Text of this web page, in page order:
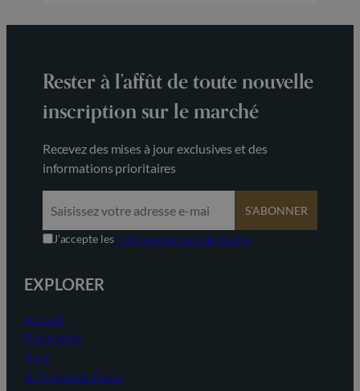
Rester à l’affût de toute nouvelle
inscription sur le marché
Recevez des mises à jour exclusives et des
informations prioritaires
S’ABONNER
J’accepte lesPolitique de confidentialité
EXPLORER
Accueil
Proprietes
Blog
À Propos de Nous